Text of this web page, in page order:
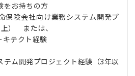
をお持ちの方
保険会社向け業務システム開発プ
） または、
テクト経験
ム開発プロジェクト経験（3年以